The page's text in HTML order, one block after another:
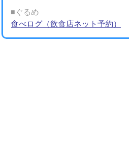
■ぐるめ
食べログ（飲食店ネット予約）